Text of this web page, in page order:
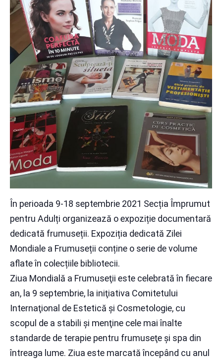
În perioada 9-18 septembrie 2021 Secția Împrumut
pentru Adulți organizează o expoziție documentară
dedicată frumuseții. Expoziția dedicată Zilei
Mondiale a Frumuseții conține o serie de volume
aflate în colecțiile bibliotecii.
Ziua Mondială a Frumuseţii este celebrată în fiecare
an, la 9 septembrie, la iniţiativa Comitetului
Internaţional de Estetică şi Cosmetologie, cu
scopul de a stabili şi menţine cele mai înalte
standarde de terapie pentru frumuseţe şi spa din
întreaga lume. Ziua este marcată începând cu anul